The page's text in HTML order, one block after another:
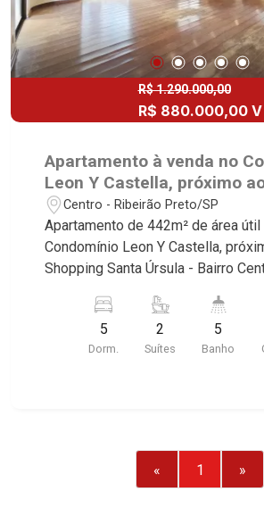
R$ 1.290.000,00
R$ 880.000,00 V
Apartamento à venda no
Leon Y Castella, próximo
Santa Úrsula - Ribeirão
Centro - Ribeirão Preto/SP
Apartamento de 442m² de área útil
Condomínio Leon Y Castella,
Shopping Santa Úrsula - Bairro
imóvel que a Martinelli Imobiliária
para você: - 442m² de área útil - 5 dormitórios
com armários e ar-condicionado
acabamento, alto padrão Martinelli Imobiliária,
referência no mercado imobiliário
5
Dorm.
2
Suítes
5
Banho
« 1 »